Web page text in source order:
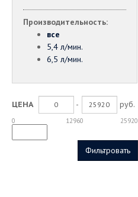
Производительность:
все
5,4 л/мин.
6,5 л/мин.
ЦЕНА - руб.
0 12960 25920